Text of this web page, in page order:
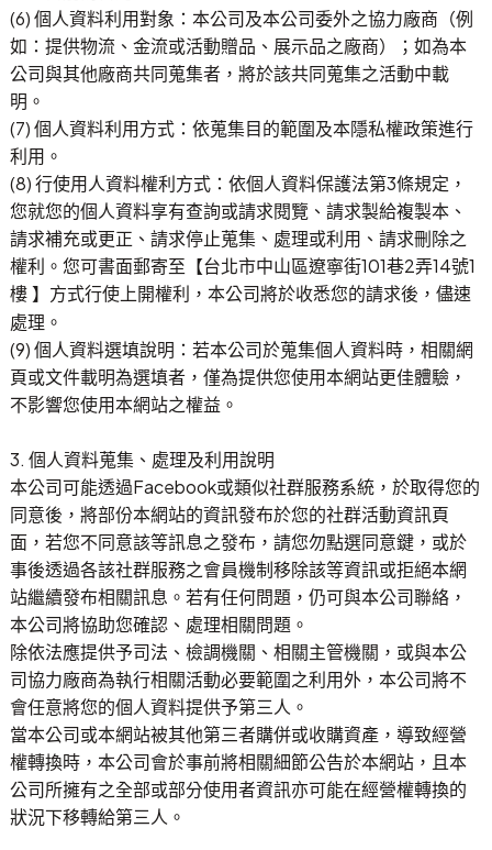
(6) 個人資料利用對象：本公司及本公司委外之協力廠商（例
如：提供物流、金流或活動贈品、展示品之廠商）；如為本
公司與其他廠商共同蒐集者，將於該共同蒐集之活動中載
明。
(7) 個人資料利用方式：依蒐集目的範圍及本隱私權政策進行
利用。
(8) 行使用人資料權利方式：依個人資料保護法第3條規定，
您就您的個人資料享有查詢或請求閱覽、請求製給複製本、
請求補充或更正、請求停止蒐集、處理或利用、請求刪除之
權利。您可書面郵寄至【台北市中山區遼寧街101巷2弄14號1
樓】方式行使上開權利，本公司將於收悉您的請求後，儘速
處理。
(9) 個人資料選填說明：若本公司於蒐集個人資料時，相關網
頁或文件載明為選填者，僅為提供您使用本網站更佳體驗，
不影響您使用本網站之權益。
3. 個人資料蒐集、處理及利用說明
本公司可能透過Facebook或類似社群服務系統，於取得您的
同意後，將部份本網站的資訊發布於您的社群活動資訊頁
面，若您不同意該等訊息之發布，請您勿點選同意鍵，或於
事後透過各該社群服務之會員機制移除該等資訊或拒絕本網
站繼續發布相關訊息。若有任何問題，仍可與本公司聯絡，
本公司將協助您確認、處理相關問題。
除依法應提供予司法、檢調機關、相關主管機關，或與本公
司協力廠商為執行相關活動必要範圍之利用外，本公司將不
會任意將您的個人資料提供予第三人。
當本公司或本網站被其他第三者購併或收購資產，導致經營
權轉換時，本公司會於事前將相關細節公告於本網站，且本
公司所擁有之全部或部分使用者資訊亦可能在經營權轉換的
狀況下移轉給第三人。